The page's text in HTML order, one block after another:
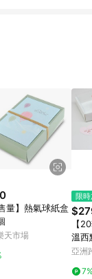
coins，
更新至
證金，補
品規格、
符，以
包使用規
往 Pinkoi
購資格；承
Pinkoi 頁
量】熱氣球紙盒
天市場
限
【
溫西
亞洲